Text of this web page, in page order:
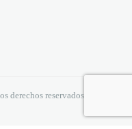
derechos reservados.